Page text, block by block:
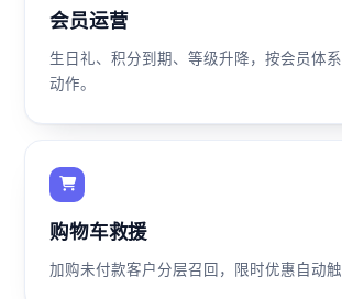
会员运营
生日礼、积分到期、等级升降，按会员体
动作。
购物车救援
加购未付款客户分层召回，限时优惠自动触